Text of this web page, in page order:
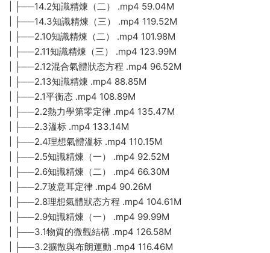
| ├──14.2知識精煉（二） .mp4 59.04M
| ├──14.3知識精煉（三） .mp4 119.52M
| ├──2.10知識精煉（二） .mp4 101.98M
| ├──2.11知識精煉（三） .mp4 123.99M
| ├──2.12混合氣體狀态方程 .mp4 96.52M
| ├──2.13知識精煉 .mp4 88.85M
| ├──2.1平衡态 .mp4 108.89M
| ├──2.2熱力學第零定律 .mp4 135.47M
| ├──2.3溫标 .mp4 133.14M
| ├──2.4理想氣體溫标 .mp4 110.15M
| ├──2.5知識精煉（一） .mp4 92.52M
| ├──2.6知識精煉（二） .mp4 66.30M
| ├──2.7玻意耳定律 .mp4 90.26M
| ├──2.8理想氣體狀态方程 .mp4 104.61M
| ├──2.9知識精煉（一） .mp4 99.99M
| ├──3.1物質的微觀結構 .mp4 126.58M
| ├──3.2擴散與布朗運動 .mp4 116.46M